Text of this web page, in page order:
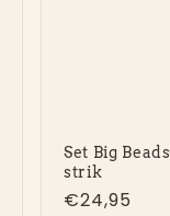
Set Big
strik
Normale
€24,95